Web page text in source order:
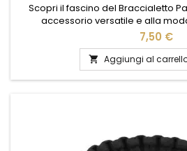
Scopri il fascino del Braccialetto
accessorio versatile e alla
funzionalità. Realizzato con corda
braccialetto è perfetto per chi
rinunciare all'eleganza. Il suo
aggiunge un tocco di raffinatezza a
chiusura...
7,50 €
 Aggiungi al